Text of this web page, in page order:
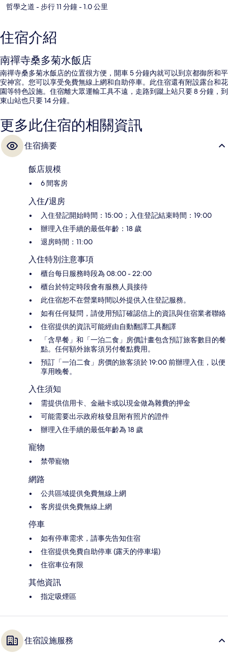
哲學之道 - 步行 11 分鐘- 1.0 公里
住宿介紹
南禪寺桑多菊水飯店
南禪寺桑多菊水飯店的位置很方便，開車 5 分鐘內就可以到京都御所和平
安神宮。您可以享受免費無線上網和自助停車。此住宿還有附設露台和花
園等特色設施。住宿離大眾運輸工具不遠，走路到蹴上站只要 8 分鐘，到
東山站也只要 14 分鐘。
更多此住宿的相關資訊
住宿摘要
飯店規模
6 間客房
入住/退房
入住登記開始時間：15:00；入住登記結束時間：19:00
辦理入住手續的最低年齡：18 歲
退房時間：11:00
入住特別注意事項
櫃台每日服務時段為 08:00 - 22:00
櫃台於特定時段會有服務人員接待
此住宿恕不在營業時間以外提供入住登記服務。
如有任何疑問，請使用預訂確認信上的資訊與住宿業者聯絡
住宿提供的資訊可能經由自動翻譯工具翻譯
「含早餐」和「一泊二食」房價計畫包含預訂旅客數目的餐
點。任何額外旅客須另付餐點費用。
預訂「一泊二食」房價的旅客須於 19:00 前辦理入住，以便
享用晚餐。
入住須知
需提供信用卡、金融卡或以現金做為雜費的押金
可能需要出示政府核發且附有照片的證件
辦理入住手續的最低年齡為 18 歲
寵物
禁帶寵物
網路
公共區域提供免費無線上網
客房提供免費無線上網
停車
如有停車需求，請事先告知住宿
住宿提供免費自助停車 (露天的停車場)
住宿車位有限
其他資訊
指定吸煙區
住宿設施服務